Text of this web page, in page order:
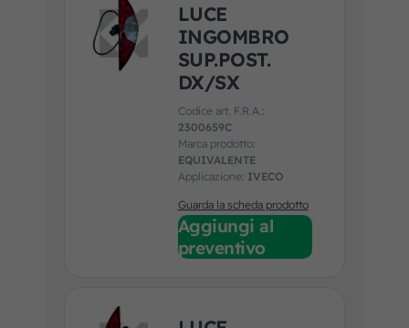
LUCE
INGOMBRO
SUP.POST.
DX/SX
Codice art. F.R.A.:
2300659C
Marca prodotto:
EQUIVALENTE
Applicazione: IVECO
Guarda la scheda prodotto
Aggiungi al
preventivo